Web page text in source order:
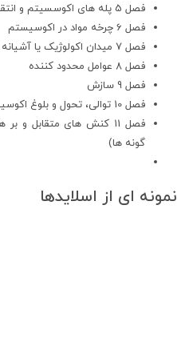
فصل 5 پله های اکوسسیتم و انتقال انرژی
فصل 6 چرخه مواد در اکوسیستم
فصل 7 میدان اکولوژیک یا آشیانه اکولوژیک
فصل 8 عوامل محدود کننده
فصل 9 سازش
فصل 10 توالی، تحول و بلوغ اکوسیستم
فصل 11 کنش های
گونه ها)
نمونه ای از اسلایدها